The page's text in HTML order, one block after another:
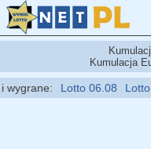
Kumulacja
Lotto 06.08 Lotto